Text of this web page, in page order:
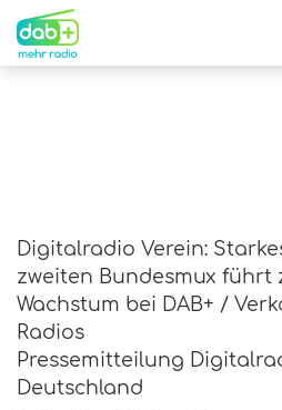
Digitalradio Verein:
zweiten Bundesmux führt
Wachstum bei DAB+ /
Radios
Pressemitteilung
Deutschland